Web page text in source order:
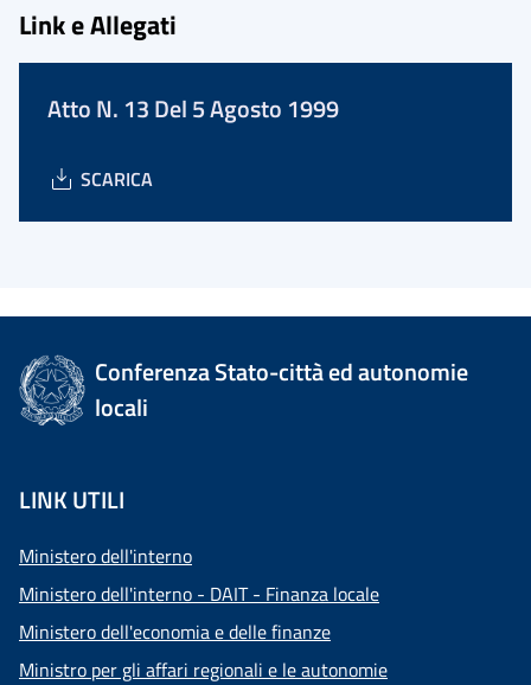
Link e Allegati
Atto N. 13 Del 5 Agosto 1999
SCARICA
Conferenza Stato-città ed autonomie
locali
LINK UTILI
Ministero dell'interno
Ministero dell'interno - DAIT - Finanza locale
Ministero dell'economia e delle finanze
Ministro per gli affari regionali e le autonomie